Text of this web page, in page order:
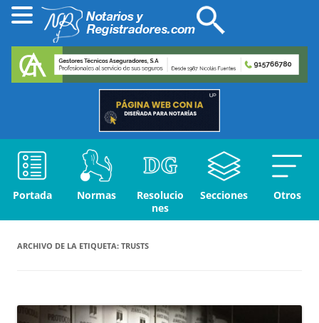
Portada Normas
Resolucio
nes
Secciones Otros
ARCHIVO DE LA ETIQUETA: TRUSTS